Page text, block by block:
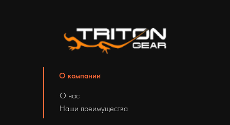
О компании
О нас
Наши преимущества